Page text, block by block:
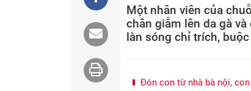
Một nhân viên của
chân giẫm lên da gà
làn sóng chỉ trích,
Đón con từ nhà bà nội,